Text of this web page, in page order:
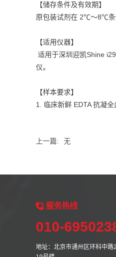
【储存条件及有效期】
原包装试剂在 2℃～8℃条
【适用仪器】
适用于深圳迎凯Shine
仪。
【样本要求】
1. 临床新鲜 EDTA 抗凝
上一篇: 无
服务热线
010-
地址：北京市通州区环科中路